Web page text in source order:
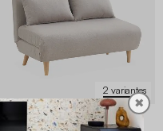
2 variantes
Guesta
✖